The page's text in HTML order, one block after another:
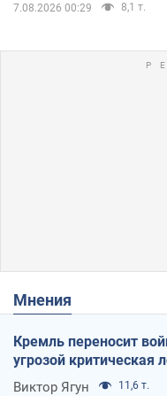
7.08.2026 00:29 8,1 т.
Мнения
Кремль переносит
угрозой критическая
Виктор Ягун 11,6 т.